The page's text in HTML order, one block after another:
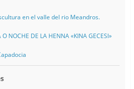
en el valle del rio Meandros.
NOCHE DE LA HENNA «KINA GECESI»